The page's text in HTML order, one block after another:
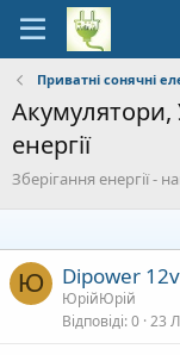
Приватні сонячні
Акумулятори,
енергії
Зберігання енергії -
Ю Dipower
ЮрійЮрій
Відповіді 0 23